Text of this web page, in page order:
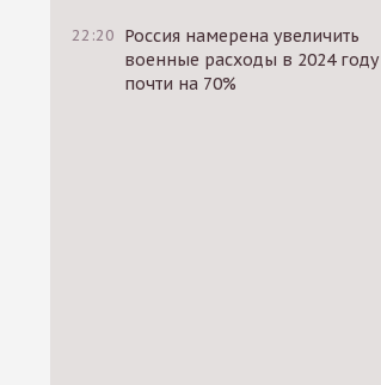
22:20 Россия намерена увеличить
военные расходы в 2024 году
почти на 70%